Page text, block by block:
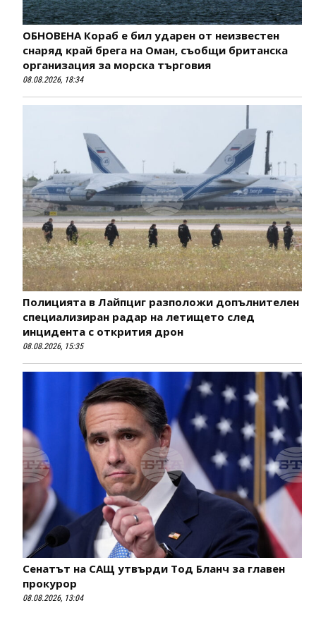
ОБНОВЕНА Кораб е бил ударен от неизвестен
снаряд край брега на Оман, съобщи британска
организация за морска търговия
08.08.2026, 18:34
Полицията в Лайпциг разположи допълнителен
специализиран радар на летището след
инцидента с открития дрон
08.08.2026, 15:35
Сенатът на САЩ утвърди Тод Бланч за главен
прокурор
08.08.2026, 13:04